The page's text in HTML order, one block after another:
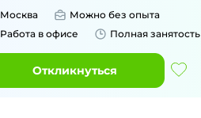
Москва
Можно без опыта
Работа в офисе
Полная занятость
Откликнуться